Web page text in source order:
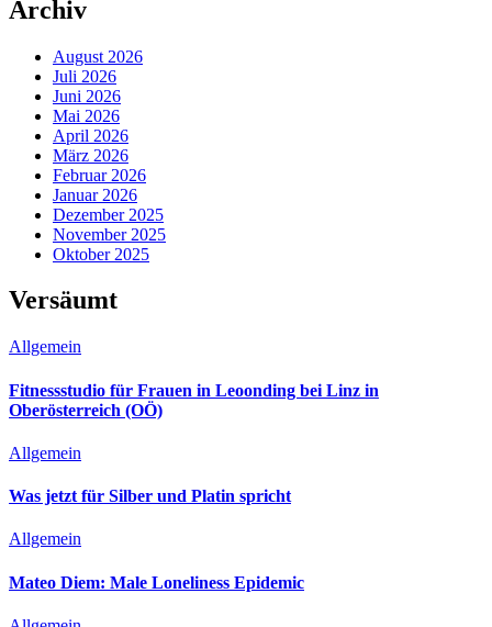
Archiv
August 2026
Juli 2026
Juni 2026
Mai 2026
April 2026
März 2026
Februar 2026
Januar 2026
Dezember 2025
November 2025
Oktober 2025
Versäumt
Allgemein
Fitnessstudio für Frauen in Leoonding bei Linz in
Oberösterreich (OÖ)
Allgemein
Was jetzt für Silber und Platin spricht
Allgemein
Mateo Diem: Male Loneliness Epidemic